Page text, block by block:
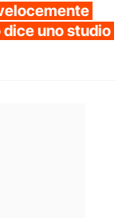
uno studio